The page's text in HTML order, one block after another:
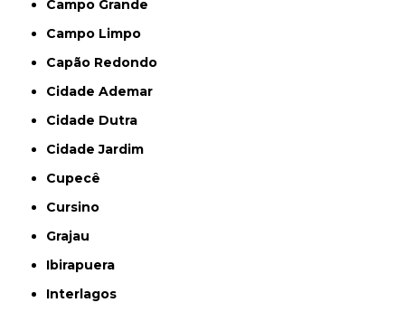
Campo Grande
Campo Limpo
Capão Redondo
Cidade Ademar
Cidade Dutra
Cidade Jardim
Cupecê
Cursino
Grajau
Ibirapuera
Interlagos